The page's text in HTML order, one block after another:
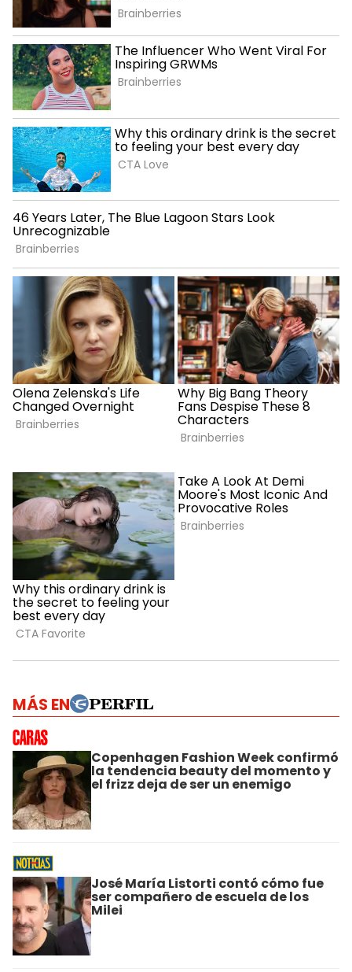
MÁS EN
Copenhagen Fashion Week confirmó
la tendencia beauty del momento y
el frizz deja de ser un enemigo
José María Listorti contó cómo fue
ser compañero de escuela de los
Milei